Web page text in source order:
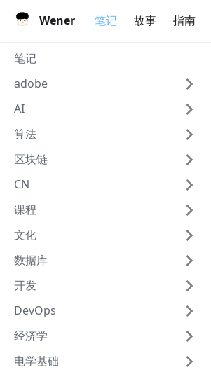
Wener 笔记 故事 指南
笔记
adobe
AI
算法
区块链
CN
课程
文化
数据库
开发
DevOps
经济学
电学基础